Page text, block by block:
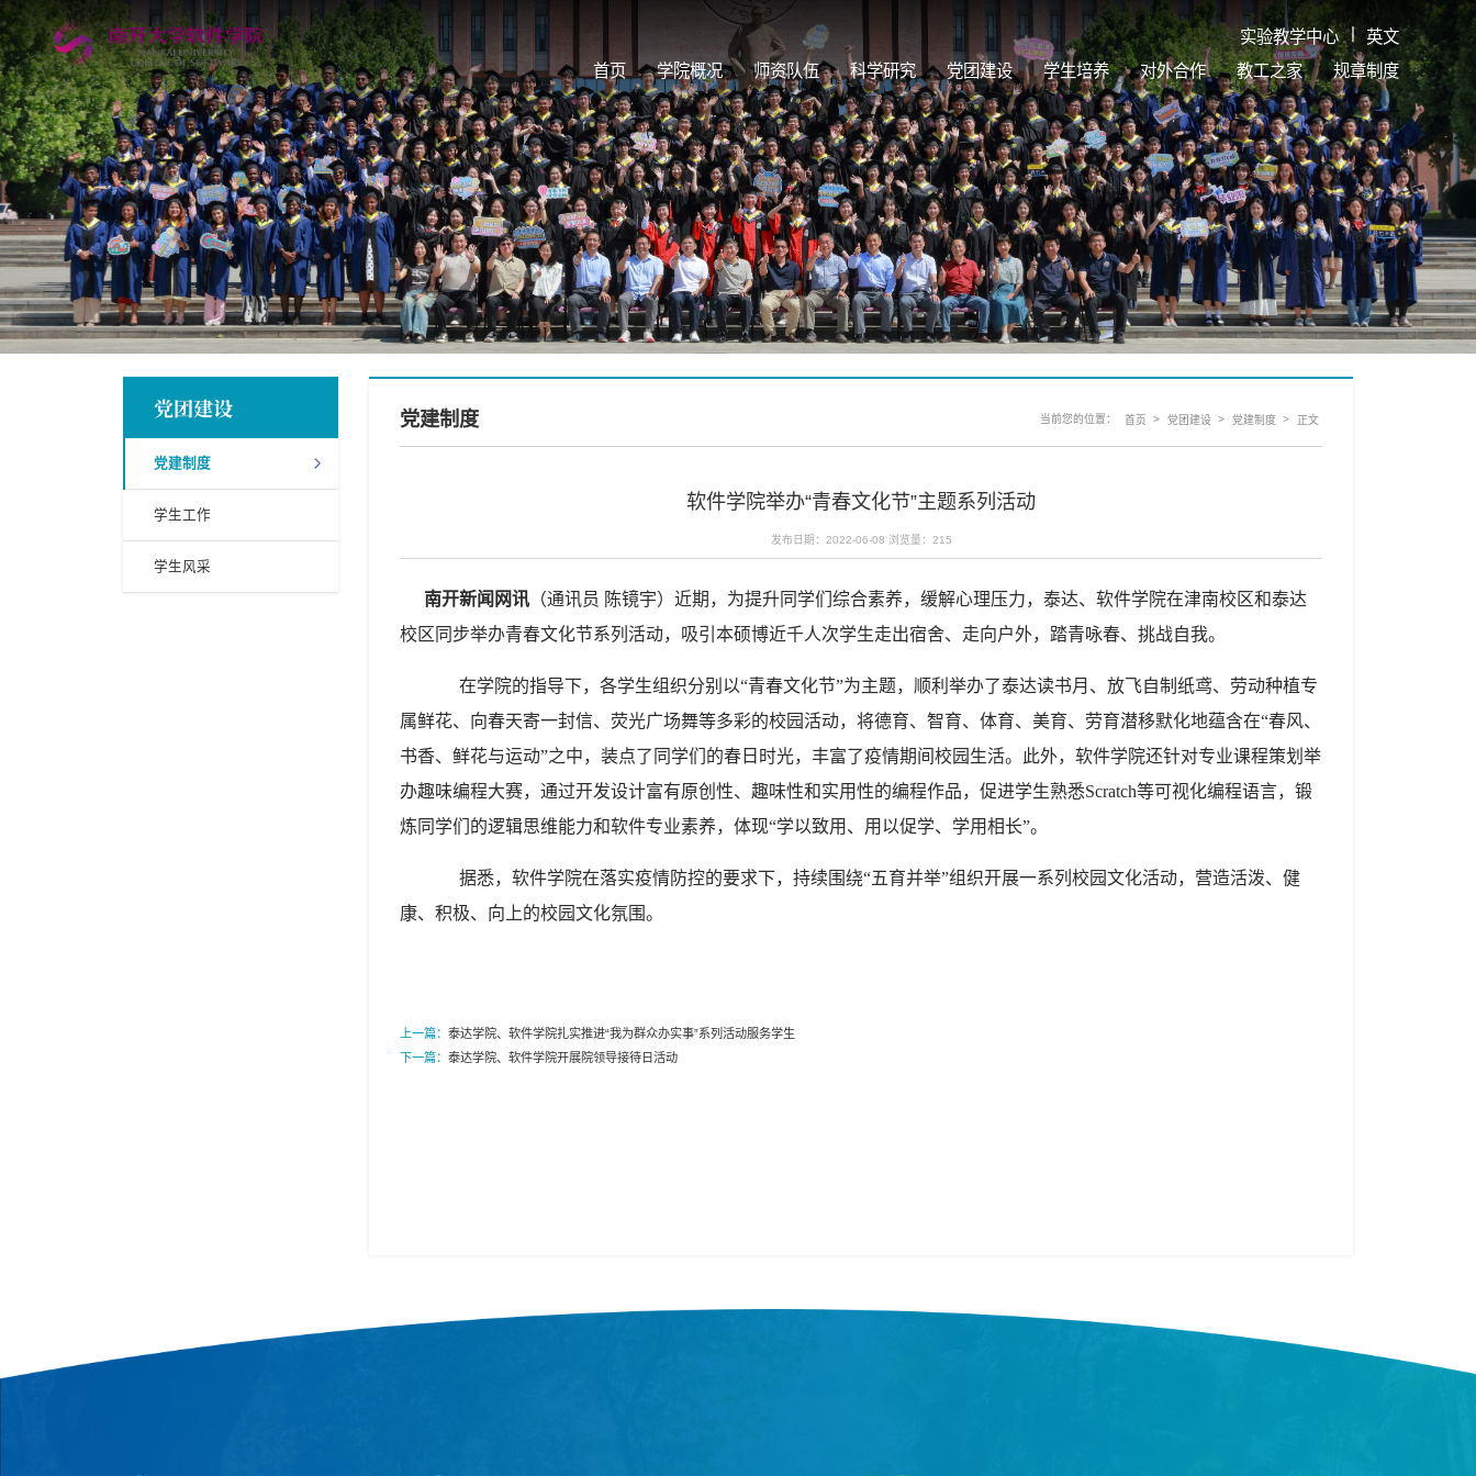
实验教学中心 |
英文
首页
学院概况 师资队伍 科学研究 党团建设 学生培养 对外合作 教工之家 规章制度
党团建设
党建制度
学生工作
学生风采
党建制度 当前您的位置： 首页 > 党团建设 > 党建制度 > 正文
软件学院举办“青春文化节”主题系列活动
发布日期：2022-06-08 浏览量： 215
南开新闻网讯 （通讯员 陈镜宇）近期，为提升同学们综合素养，缓解心理压力，泰达、软件学院在津南校区和泰达
校区同步举办青春文化节系列活动，吸引本硕博近千人次学生走出宿舍、走向户外，踏青咏春、挑战自我。
在学院的指导下，各学生组织分别以“青春文化节”为主题，顺利举办了泰达读书月、放飞自制纸鸢、劳动种植专
属鲜花、向春天寄一封信、荧光广场舞等多彩的校园活动，将德育、智育、体育、美育、劳育潜移默化地蕴含在“春风、
书香、鲜花与运动”之中，装点了同学们的春日时光，丰富了疫情期间校园生活。此外，软件学院还针对专业课程策划举
办趣味编程大赛，通过开发设计富有原创性、趣味性和实用性的编程作品，促进学生熟悉Scratch等可视化编程语言，锻
炼同学们的逻辑思维能力和软件专业素养，体现“学以致用、用以促学、学用相长”。
据悉，软件学院在落实疫情防控的要求下，持续围绕“五育并举”组织开展一系列校园文化活动，营造活泼、健
康、积极、向上的校园文化氛围。
上一篇： 泰达学院、软件学院扎实推进“我为群众办实事”系列活动服务学生
下一篇： 泰达学院、软件学院开展院领导接待日活动